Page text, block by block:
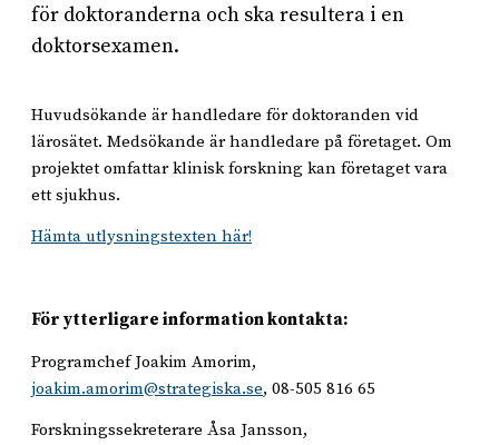
för doktoranderna och ska resultera i en
doktorsexamen.
Huvudsökande är handledare för doktoranden vid
lärosätet. Medsökande är handledare på företaget. Om
projektet omfattar klinisk forskning kan företaget vara
ett sjukhus.
Hämta utlysningstexten här!
För ytterligare information kontakta:
Programchef Joakim Amorim,
joakim.amorim@strategiska.se, 08-505 816 65
Forskningssekreterare Åsa Jansson,